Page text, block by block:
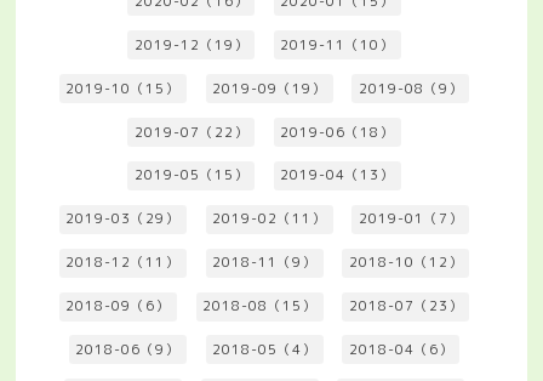
2019-12（19） 2019-11（10）
2019-10（15） 2019-09（19） 2019-08（9）
2019-07（22） 2019-06（18）
2019-05（15） 2019-04（13）
2019-03（29） 2019-02（11） 2019-01（7）
2018-12（11） 2018-11（9） 2018-10（12）
2018-09（6） 2018-08（15） 2018-07（23）
2018-06（9） 2018-05（4） 2018-04（6）